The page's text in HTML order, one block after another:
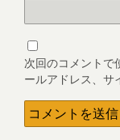
次回のコメントで
ールアドレス、サ